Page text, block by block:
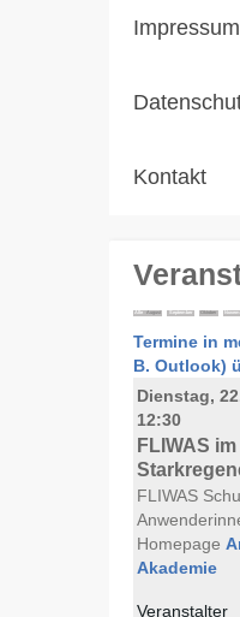
Impressum
Kontakt
Oktober
Termine in
B. Outlook)
Dienstag,
12:30
FLIWAS im
FLIWAS
Homepage
Akademie
Veranstalter